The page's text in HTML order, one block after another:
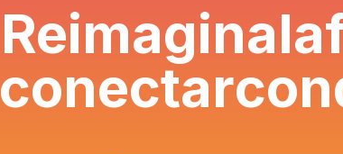
Reimaginala
conectarcon